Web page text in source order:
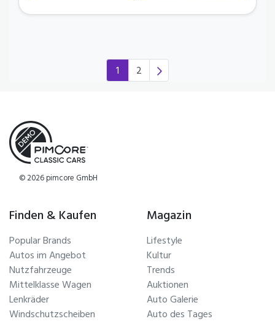
1(current)
2
© 2026 pimcore GmbH
Finden & Kaufen
Popular Brands
Autos im Angebot
Nutzfahrzeuge
Mittelklasse Wagen
Lenkräder
Windschutzscheiben
Magazin
Lifestyle
Kultur
Trends
Auktionen
Auto Galerie
Auto des Tages